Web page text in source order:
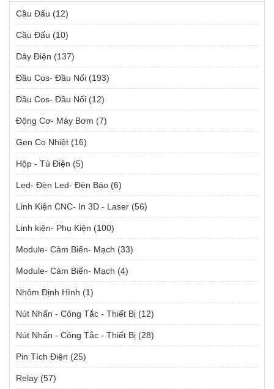
Cầu Đấu (12)
Cầu Đấu (10)
Dây Điện (137)
Đầu Cos- Đầu Nối (193)
Đầu Cos- Đầu Nối (12)
Động Cơ- Máy Bơm (7)
Gen Co Nhiệt (16)
Hộp - Tủ Điện (5)
Led- Đèn Led- Đèn Báo (6)
Linh Kiện CNC- In 3D - Laser (56)
Linh kiện- Phụ Kiện (100)
Module- Cảm Biến- Mạch (33)
Module- Cảm Biến- Mạch (4)
Nhôm Định Hình (1)
Nút Nhấn - Công Tắc - Thiết Bị (12)
Nút Nhấn - Công Tắc - Thiết Bị (28)
Pin Tích Điện (25)
Relay (57)